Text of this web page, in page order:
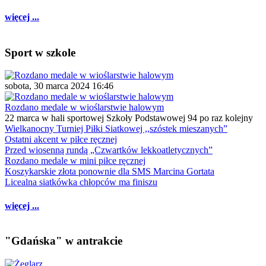
więcej ...
Sport w szkole
sobota, 30 marca 2024 16:46
Rozdano medale w wioślarstwie halowym
22 marca w hali sportowej Szkoły Podstawowej 94 po raz kolejny
Wielkanocny Turniej Piłki Siatkowej ,,szóstek mieszanych”
Ostatni akcent w piłce ręcznej
Przed wiosenną rundą „Czwartków lekkoatletycznych”
Rozdano medale w mini piłce ręcznej
Koszykarskie złota ponownie dla SMS Marcina Gortata
Licealna siatkówka chłopców ma finiszu
więcej ...
"Gdańska" w antrakcie